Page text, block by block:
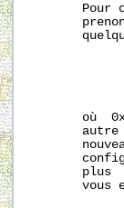
Pour
où
autre
plus
vous